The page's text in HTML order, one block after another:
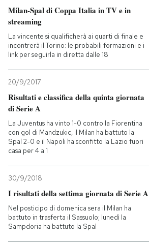
Milan-Spal di Coppa Italia in TV e in
streaming
La vincente si qualificherà ai quarti di finale e
incontrerà il Torino: le probabili formazioni e i
link per seguirla in diretta dalle 18
20/9/2017
Risultati e classifica della quinta giornata
di Serie A
La Juventus ha vinto 1-0 contro la Fiorentina
con gol di Mandzukic, il Milan ha battuto la
Spal 2-0 e il Napoli ha sconfitto la Lazio fuori
casa per 4 a 1
30/9/2018
I risultati della settima giornata di Serie A
Nel posticipo di domenica sera il Milan ha
battuto in trasferta il Sassuolo; lunedì la
Sampdoria ha battuto la Spal